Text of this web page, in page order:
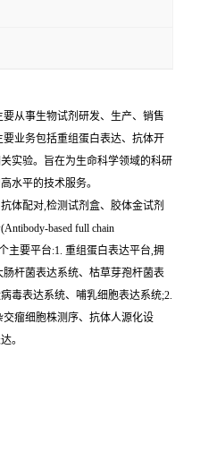
从事生物试剂研发、生产、销售
业务包括重组蛋白表达、抗体开
实验。旨在为生命科学领域的科研
水平的技术服务。
体配对,检测试剂盒、胶体金试剂
based full chain
主要平台:1. 重组蛋白表达平台,拥
杆菌表达系统、枯草芽孢杆菌表
毒表达系统、哺乳细胞表达系统;2.
瘤细胞株测序、抗体人源化设
。